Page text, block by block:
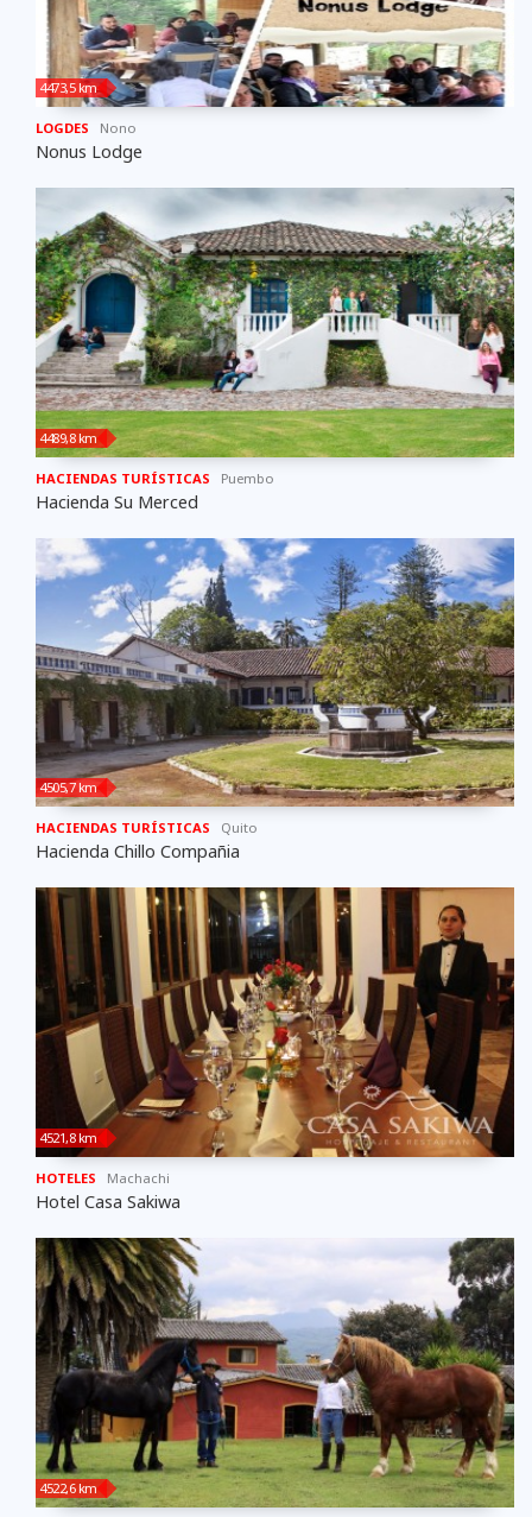
4473,5 km
LOGDES Nono
Nonus Lodge
4489,8 km
HACIENDAS TURÍSTICAS Puembo
Hacienda Su Merced
4505,7 km
HACIENDAS TURÍSTICAS Quito
Hacienda Chillo Compañia
4521,8 km
HOTELES Machachi
Hotel Casa Sakiwa
4522,6 km